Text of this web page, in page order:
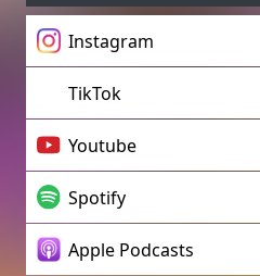
Instagram
TikTok
Youtube
Spotify
Apple Podcasts